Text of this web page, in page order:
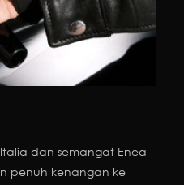
dan semangat Enea
penuh kenangan ke